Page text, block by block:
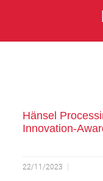
Hänsel
Innovation-
22/11/2023